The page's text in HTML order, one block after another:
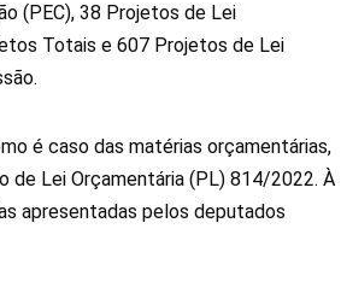
(PEC), 38 Projetos de Lei
Totais e 607 Projetos de Lei
é caso das matérias orçamentárias,
de Lei Orçamentária (PL) 814/2022. À
apresentadas pelos deputados